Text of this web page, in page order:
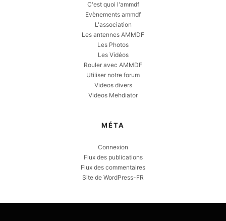
C'est quoi l'ammdf
Evènements ammdf
L'association
Les antennes AMMDF
Les Photos
Les Vidéos
Rouler avec AMMDF
Utiliser notre forum
Videos divers
Videos Mehdiator
MÉTA
Connexion
Flux des publications
Flux des commentaires
Site de WordPress-FR